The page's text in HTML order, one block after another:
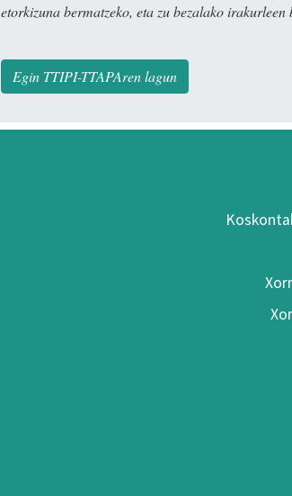
etorkizuna bermatzeko, eta zu bezalako
Egin TTIPI-TTAPAren lagun